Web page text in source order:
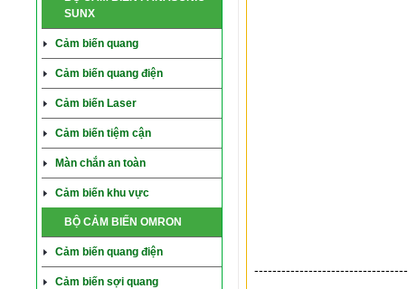
SUNX
Cảm biến quang
Cảm biến quang điện
Cảm biến Laser
Cảm biến tiệm cận
Màn chắn an toàn
Cảm biến khu vực
BỘ CẢM BIẾN OMRON
Cảm biến quang điện
Cảm biến sợi quang